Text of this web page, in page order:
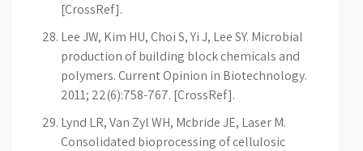
[CrossRef].
Lee JW, Kim HU, Choi S, Yi J, Lee SY. Microbial
production of building block chemicals and
polymers. Current Opinion in Biotechnology.
2011; 22(6):758-767. [CrossRef].
Lynd LR, Van Zyl WH, Mcbride JE, Laser M.
Consolidated bioprocessing of cellulosic